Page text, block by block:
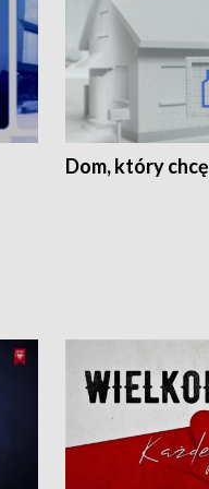
Dom, który chcę